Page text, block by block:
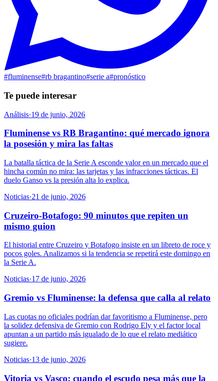
#fluminense#rb bragantino#serie a#pronóstico
Te puede interesar
Análisis·19 de junio, 2026
Fluminense vs RB Bragantino: qué mercado ignora
la posesión y mira las faltas
La batalla táctica de la Serie A esconde valor en un mercado que el
hincha común no mira: las tarjetas y las infracciones tácticas. El
duelo Ganso vs la presión alta lo explica.
Noticias·21 de junio, 2026
Cruzeiro-Botafogo: 90 minutos que repiten un
mismo guion
El historial entre Cruzeiro y Botafogo insiste en un libreto de roce y
pocos goles. Analizamos si la tendencia se repetirá este domingo en
la Serie A.
Noticias·17 de junio, 2026
Gremio vs Fluminense: la defensa que calla al relato
Las cuotas no oficiales podrían dar favoritismo a Fluminense, pero
la solidez defensiva de Gremio con Rodrigo Ely y el factor local
apuntan a un partido más igualado de lo que el relato mediático
sugiere.
Noticias·13 de junio, 2026
Vitoria vs Vasco: cuando el escudo pesa más que la